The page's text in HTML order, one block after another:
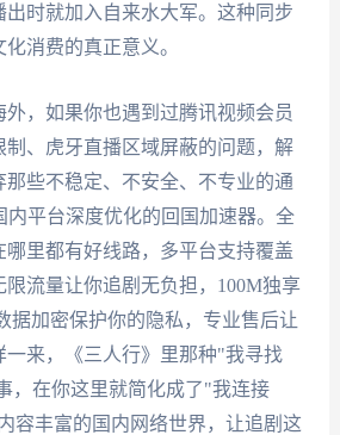
时就加入自来水大军。这种同步
消费的真正意义。
，如果你也遇到过腾讯视频会员
制、虎牙直播区域屏蔽的问题，解
那些不稳定、不安全、不专业的通
内平台深度优化的回国加速器。全
哪里都有好线路，多平台支持覆盖
流量让你追剧无负担，100M独享
据加密保护你的隐私，专业售后让
一来，《三人行》里那种"我寻找
，在你这里就简化成了"我连接
丰富的国内网络世界，让追剧这